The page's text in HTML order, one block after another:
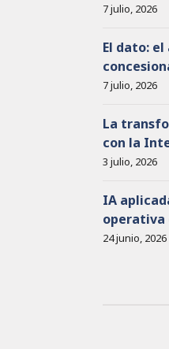
7 julio, 2026
El dato:
7 julio, 2026
La
con la
3 julio, 2026
IA
operativa
24 junio, 2026